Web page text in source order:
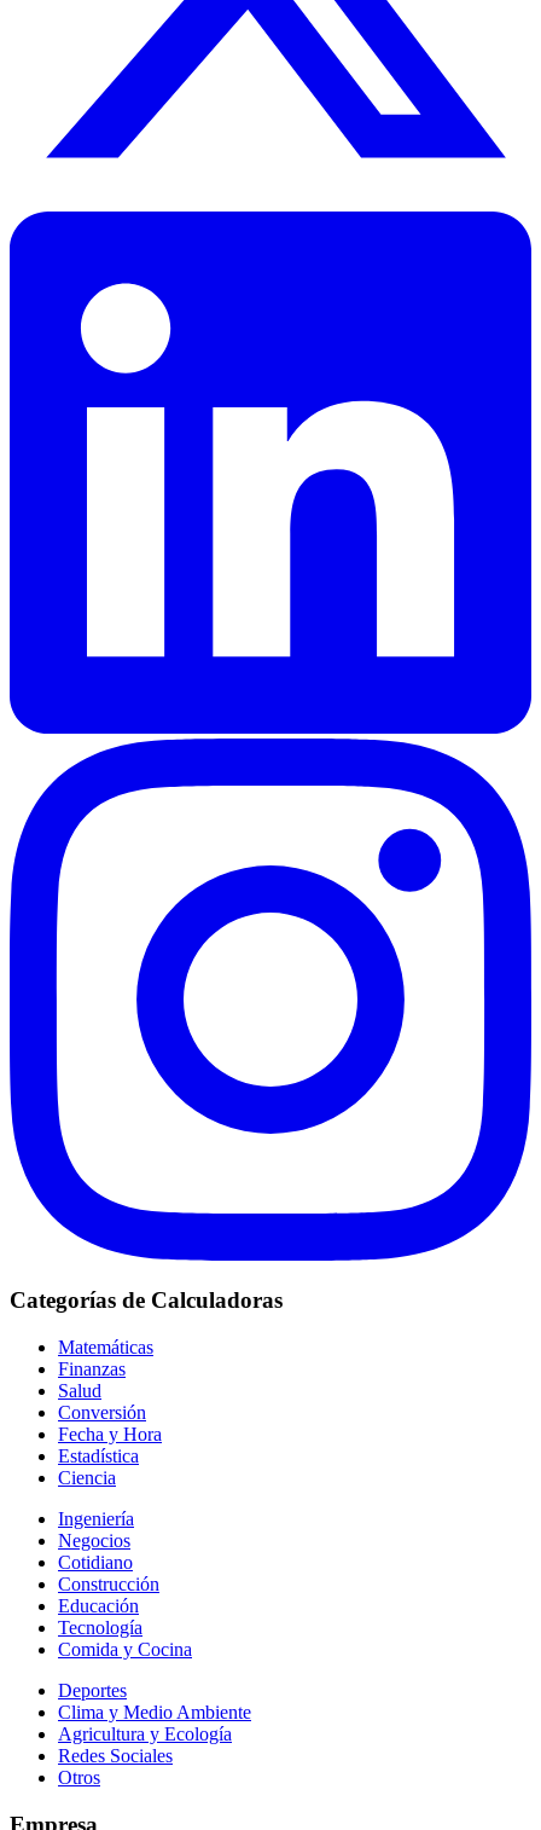
Categorías de Calculadoras
Matemáticas
Finanzas
Salud
Conversión
Fecha y Hora
Estadística
Ciencia
Ingeniería
Negocios
Cotidiano
Construcción
Educación
Tecnología
Comida y Cocina
Deportes
Clima y Medio Ambiente
Agricultura y Ecología
Redes Sociales
Otros
Empresa